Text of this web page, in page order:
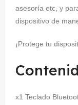
asesoría etc, y
dispositivo de
¡Protege tu
x1 Teclado